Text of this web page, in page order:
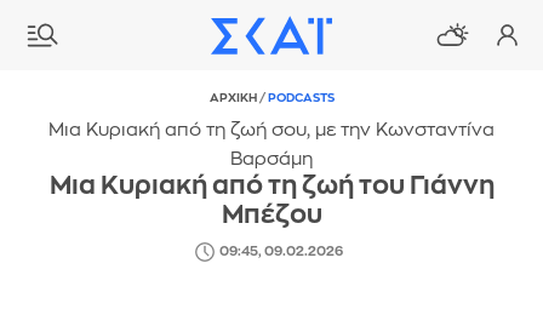
ΑΡΧΙΚΗ / PODCASTS
Μια Κυριακή από τη ζωή σου, με την Κωνσταντίνα
Βαρσάμη
Μια Κυριακή από τη ζωή του Γιάννη
Μπέζου
09:45, 09.02.2026